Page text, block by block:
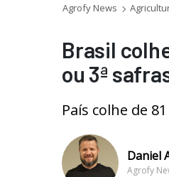
Agrofy News
Brasil
ou 3ª
País colhe de
Daniel
Agrofy